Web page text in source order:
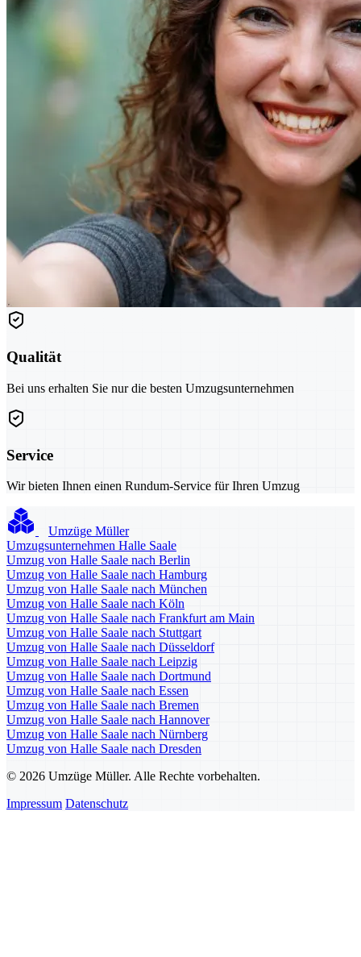
Qualität
Bei uns erhalten Sie nur die besten Umzugsunternehmen
Service
Wir bieten Ihnen einen Rundum-Service für Ihren Umzug
Umzüge Müller
Umzugsunternehmen Halle Saale
Umzug von Halle Saale nach Berlin
Umzug von Halle Saale nach Hamburg
Umzug von Halle Saale nach München
Umzug von Halle Saale nach Köln
Umzug von Halle Saale nach Frankfurt am Main
Umzug von Halle Saale nach Stuttgart
Umzug von Halle Saale nach Düsseldorf
Umzug von Halle Saale nach Leipzig
Umzug von Halle Saale nach Dortmund
Umzug von Halle Saale nach Essen
Umzug von Halle Saale nach Bremen
Umzug von Halle Saale nach Hannover
Umzug von Halle Saale nach Nürnberg
Umzug von Halle Saale nach Dresden
© 2026 Umzüge Müller. Alle Rechte vorbehalten.
Impressum Datenschutz